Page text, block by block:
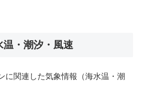
温・潮汐・風速
に関連した気象情報（海水温・潮